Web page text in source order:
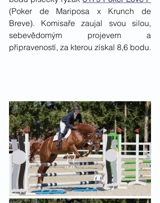
(Poker de Mariposa x Krunch de
Breve). Komisaře zaujal svou silou,
sebevědomým projevem a